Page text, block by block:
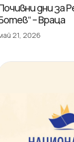
дни за
– Враца
21, 2026